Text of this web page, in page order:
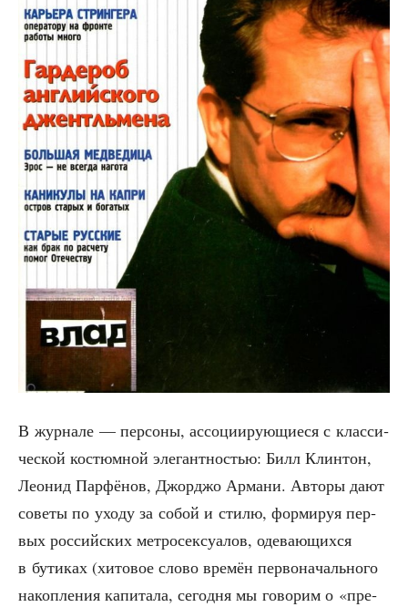
В жур­на­ле — пер­со­ны, ассо­ци­и­ру­ю­щи­е­ся с клас­си­
че­ской костюм­ной эле­гант­но­стью: Билл Клин­тон,
Лео­нид Пар­фё­нов, Джор­джо Арма­ни. Авто­ры дают
сове­ты по ухо­ду за собой и сти­лю, фор­ми­руя пер­
вых рос­сий­ских мет­ро­сек­су­а­лов, оде­ва­ю­щих­ся
в бути­ках (хито­вое сло­во вре­мён пер­во­на­чаль­но­го
накоп­ле­ния капи­та­ла, сего­дня мы гово­рим о «пре­